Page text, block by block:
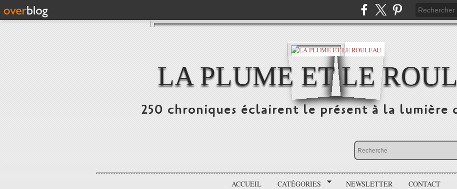
LA PLUME ET LE
250 chroniques éclairent le présent à la lumière
ACCUEIL CATÉGORIES NEWSLETTER CONTACT